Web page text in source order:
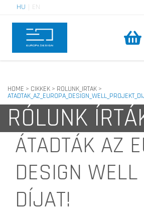
HU EN
HOME > CIKKEK > ROLUNK_IRTAK >
RÓLUNK
ÁTADTÁK AZ
DESIGN
DÍJAT!